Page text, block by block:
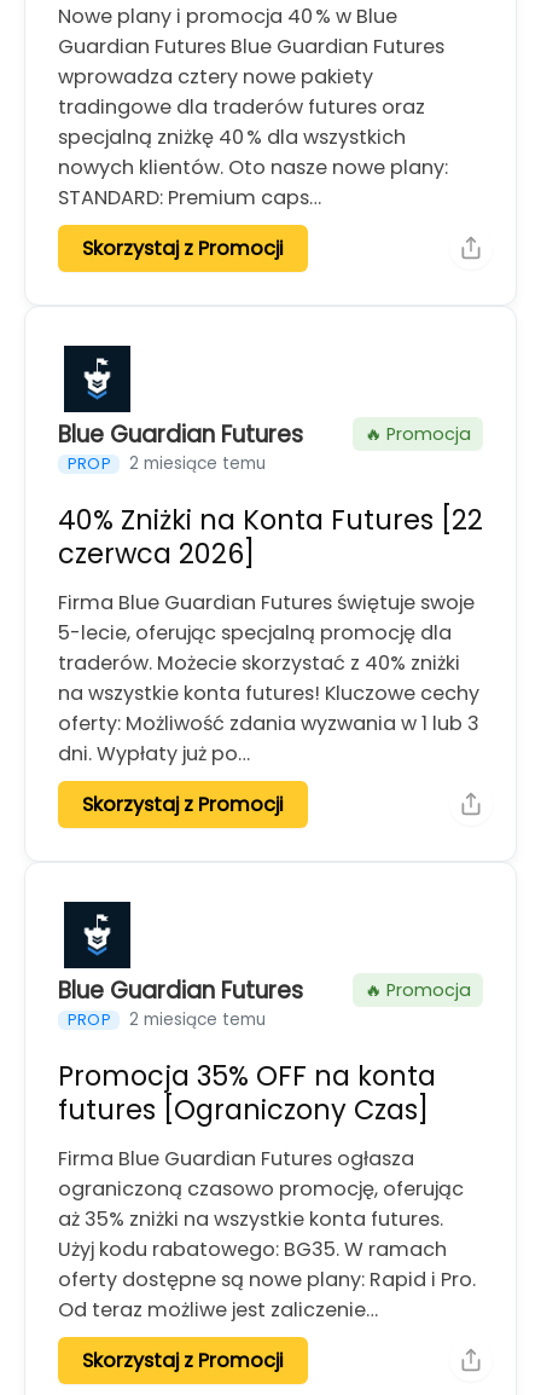
Nowe plany i promocja 40 % w Blue
Guardian Futures Blue Guardian Futures
wprowadza cztery nowe pakiety
tradingowe dla traderów futures oraz
specjalną zniżkę 40 % dla wszystkich
nowych klientów. Oto nasze nowe plany:
STANDARD: Premium caps…
Skorzystaj z Promocji
Blue Guardian Futures
PROP 2 miesiące temu
🔥 Promocja
40% Zniżki na Konta Futures [22
czerwca 2026]
Firma Blue Guardian Futures świętuje swoje
5-lecie, oferując specjalną promocję dla
traderów. Możecie skorzystać z 40% zniżki
na wszystkie konta futures! Kluczowe cechy
oferty: Możliwość zdania wyzwania w 1 lub 3
dni. Wypłaty już po…
Skorzystaj z Promocji
Blue Guardian Futures
PROP 2 miesiące temu
🔥 Promocja
Promocja 35% OFF na konta
futures [Ograniczony Czas]
Firma Blue Guardian Futures ogłasza
ograniczoną czasowo promocję, oferując
aż 35% zniżki na wszystkie konta futures.
Użyj kodu rabatowego: BG35. W ramach
oferty dostępne są nowe plany: Rapid i Pro.
Od teraz możliwe jest zaliczenie…
Skorzystaj z Promocji